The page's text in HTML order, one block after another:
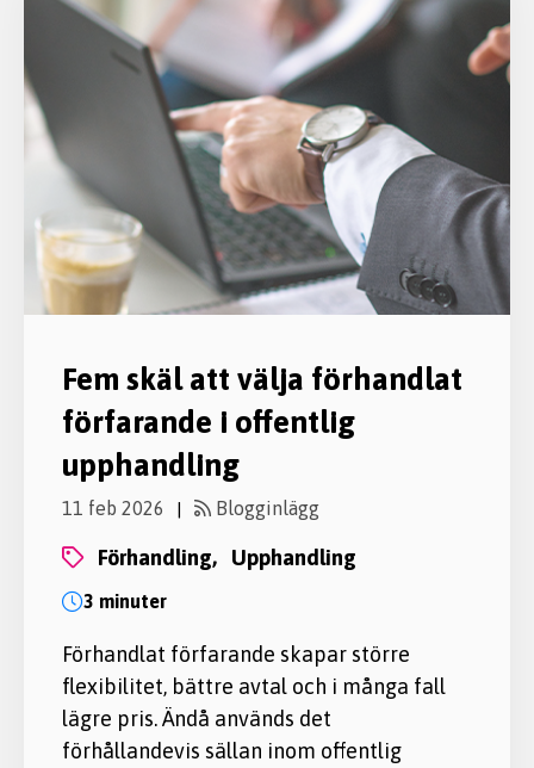
Fem skäl att välja förhandlat
förfarande i offentlig
upphandling
11 feb 2026 | Blogginlägg
förhandling, upphandling
3 minuter
Förhandlat förfarande skapar större
flexibilitet, bättre avtal och i många fall
lägre pris. Ändå används det
förhållandevis sällan inom offentlig